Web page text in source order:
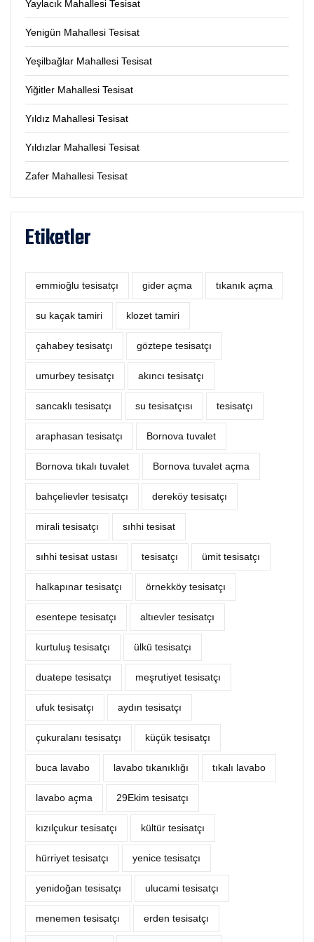
Yaylacık Mahallesi Tesisat
Yenigün Mahallesi Tesisat
Yeşilbağlar Mahallesi Tesisat
Yiğitler Mahallesi Tesisat
Yıldız Mahallesi Tesisat
Yıldızlar Mahallesi Tesisat
Zafer Mahallesi Tesisat
Etiketler
emmioğlu tesisatçı ‎gider açma tıkanık açma
su kaçak tamiri klozet tamiri
çahabey tesisatçı göztepe tesisatçı
umurbey tesisatçı akıncı tesisatçı
sancaklı tesisatçı su tesisatçısı tesisatçı
araphasan tesisatçı Bornova tuvalet
Bornova tıkalı tuvalet Bornova tuvalet açma
bahçelievler tesisatçı dereköy tesisatçı
mirali tesisatçı sıhhi tesisat
sıhhi tesisat ustası tesisatçı ümit tesisatçı
halkapınar tesisatçı örnekköy tesisatçı
esentepe tesisatçı altıevler tesisatçı
kurtuluş tesisatçı ülkü tesisatçı
duatepe tesisatçı meşrutiyet tesisatçı
ufuk tesisatçı aydın tesisatçı
çukuralanı tesisatçı küçük tesisatçı
buca lavabo lavabo tıkanıklığı tıkalı lavabo
lavabo açma 29Ekim tesisatçı
kızılçukur tesisatçı kültür tesisatçı
hürriyet tesisatçı yenice tesisatçı
yenidoğan tesisatçı ulucami tesisatçı
menemen tesisatçı erden tesisatçı